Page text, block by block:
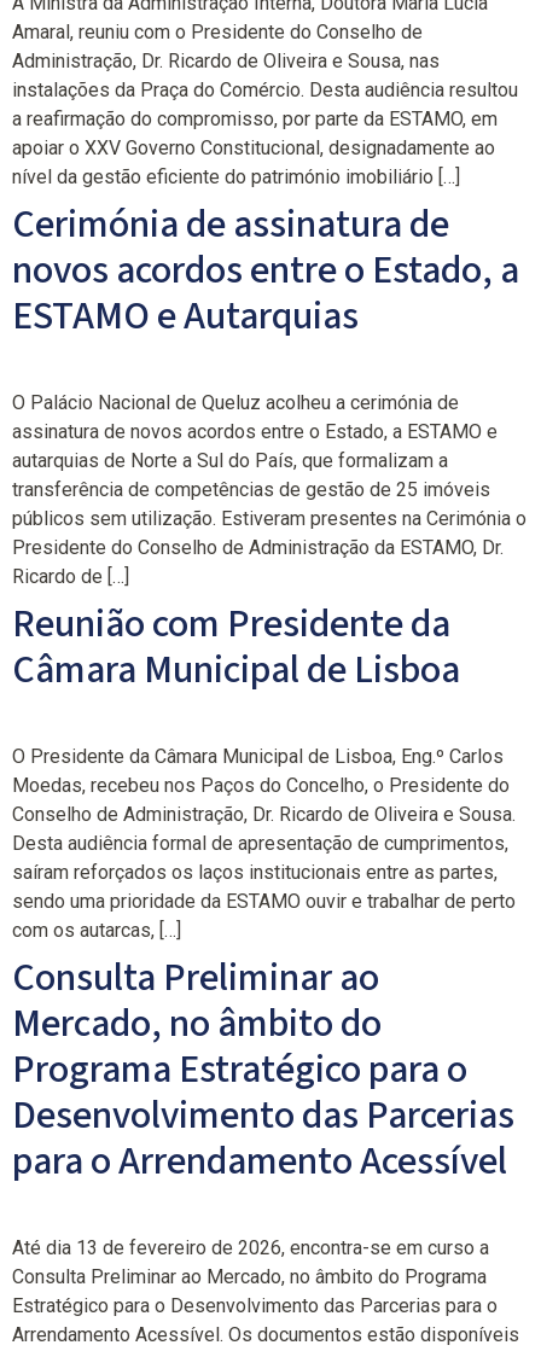
Amaral, reuniu com o Presidente do Conselho de
Administração, Dr. Ricardo de Oliveira e Sousa, nas
instalações da Praça do Comércio. Desta audiência resultou
a reafirmação do compromisso, por parte da ESTAMO, em
apoiar o XXV Governo Constitucional, designadamente ao
nível da gestão eficiente do património imobiliário […]
Cerimónia de assinatura de
novos acordos entre o Estado, a
ESTAMO e Autarquias
O Palácio Nacional de Queluz acolheu a cerimónia de
assinatura de novos acordos entre o Estado, a ESTAMO e
autarquias de Norte a Sul do País, que formalizam a
transferência de competências de gestão de 25 imóveis
públicos sem utilização. Estiveram presentes na Cerimónia o
Presidente do Conselho de Administração da ESTAMO, Dr.
Ricardo de […]
Reunião com Presidente da
Câmara Municipal de Lisboa
O Presidente da Câmara Municipal de Lisboa, Eng.º Carlos
Moedas, recebeu nos Paços do Concelho, o Presidente do
Conselho de Administração, Dr. Ricardo de Oliveira e Sousa.
Desta audiência formal de apresentação de cumprimentos,
saíram reforçados os laços institucionais entre as partes,
sendo uma prioridade da ESTAMO ouvir e trabalhar de perto
com os autarcas, […]
Consulta Preliminar ao
Mercado, no âmbito do
Programa Estratégico para o
Desenvolvimento das Parcerias
para o Arrendamento Acessível
Até dia 13 de fevereiro de 2026, encontra-se em curso a
Consulta Preliminar ao Mercado, no âmbito do Programa
Estratégico para o Desenvolvimento das Parcerias para o
Arrendamento Acessível. Os documentos estão disponíveis